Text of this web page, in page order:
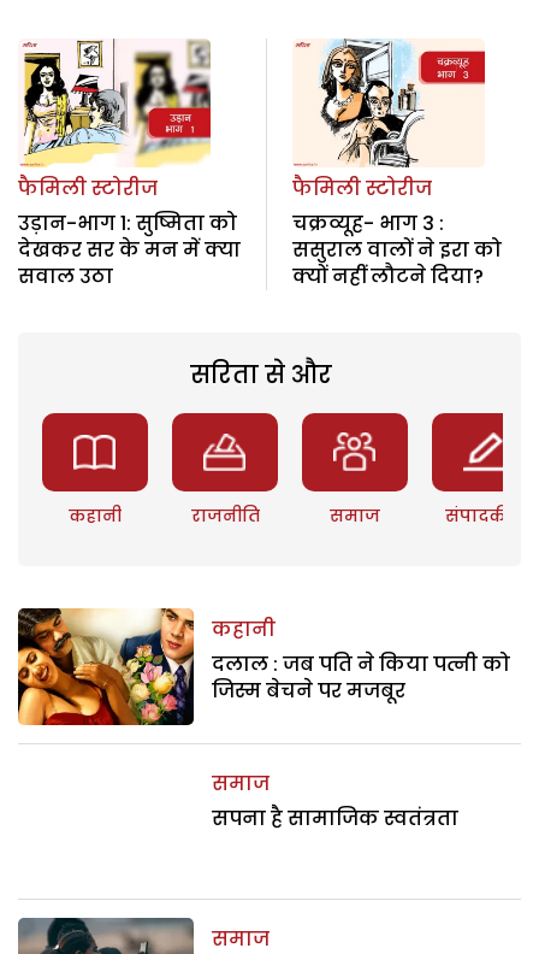
फैमिली स्टोरीज
उड़ान-भाग 1: सुष्मिता को
देखकर सर के मन में क्या
सवाल उठा
फैमिली स्टोरीज
चक्रव्यूह- भाग 3 :
ससुराल वालों ने इरा को
क्यों नहीं लौटने दिया?
सरिता से और
कहानी राजनीति समाज संपादकीय
कहानी
दलाल : जब पति ने किया पत्नी को
जिस्म बेचने पर मजबूर
समाज
सपना है सामाजिक स्वतंत्रता
समाज